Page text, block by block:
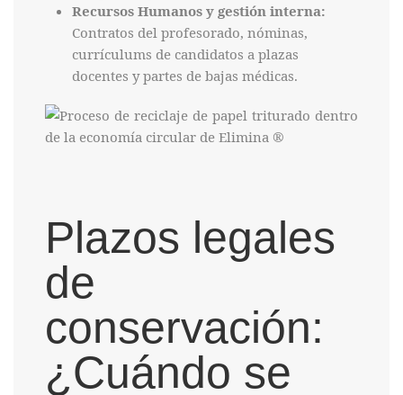
Recursos Humanos y gestión interna:
Contratos del profesorado, nóminas,
currículums de candidatos a plazas
docentes y partes de bajas médicas.
Plazos legales
de
conservación:
¿Cuándo se